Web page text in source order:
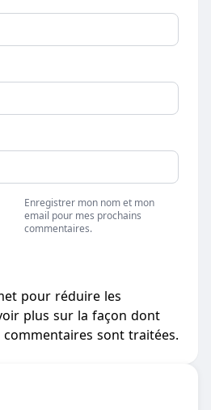
Enregistrer mon nom et mon
email pour mes prochains
commentaires.
pour réduire les
plus sur la façon dont
commentaires sont traitées.